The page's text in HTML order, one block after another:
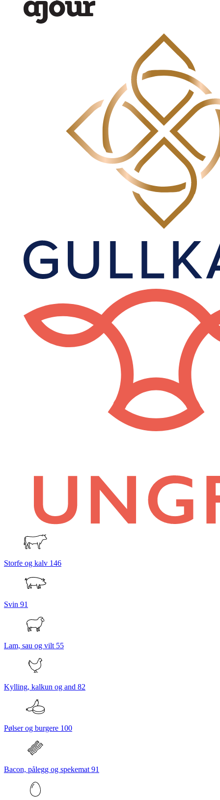
Storfe og kalv 146
Svin 91
Lam, sau og vilt 55
Kylling, kalkun og and 82
Pølser og burgere 100
Bacon, pålegg og spekemat 91